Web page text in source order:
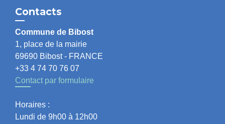
Contacts
Commune de Bibost
1, place de la mairie
69690 Bibost - FRANCE
+33 4 74 70 76 07
Contact par formulaire
Horaires :
Lundi de 9h00 à 12h00